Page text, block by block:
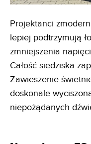
Projektanci
lepiej podtrzymują
zmniejszenia
Całość siedziska
Zawieszenie
doskonale
niepożądanych